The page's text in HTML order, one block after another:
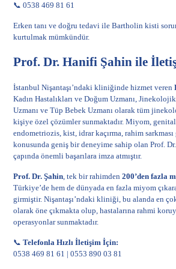
📞 0538 469 81 61
Erken tanı ve doğru tedavi ile Bartholin kisti
kurtulmak mümkündür.
Prof. Dr. Hanifi Şahin ile
İstanbul Nişantaşı’ndaki kliniğinde hizmet veren
Kadın Hastalıkları ve Doğum Uzmanı,
Uzmanı ve Tüp Bebek Uzmanı olarak tüm
kişiye özel çözümler sunmaktadır. Miyom,
endometriozis, kist, idrar kaçırma, rahim
konusunda geniş bir deneyime sahip olan Prof.
çapında önemli başarılara imza atmıştır.
Prof. Dr. Şahin, tek bir rahimden200’den fazla
Türkiye’de hem de dünyada en fazla miyom
girmiştir. Nişantaşı’ndaki kliniği, bu alanda en
olarak öne çıkmakta olup, hastalarına rahmi
operasyonlar sunmaktadır.
📞Telefonla Hızlı İletişim İçin:
0538 469 81 61 |0553 890 03 81